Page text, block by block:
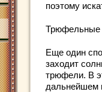
поэтому
Трюфельные
Еще один
заходит
трюфели. В
дальнейшем